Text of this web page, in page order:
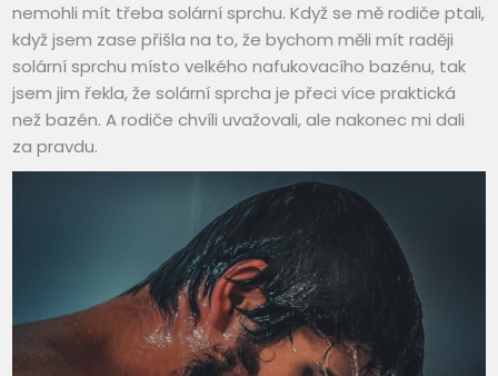
nemohli mít třeba solární sprchu. Když se mě rodiče ptali,
když jsem zase přišla na to, že bychom měli mít raději
solární sprchu místo velkého nafukovacího bazénu, tak
jsem jim řekla, že solární sprcha je přeci více praktická
než bazén. A rodiče chvíli uvažovali, ale nakonec mi dali
za pravdu.